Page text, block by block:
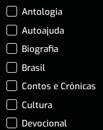
Antologia
Autoajuda
Biografia
Brasil
Contos e Crônicas
Cultura
Devocional